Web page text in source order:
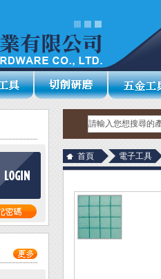
首頁 電子工具